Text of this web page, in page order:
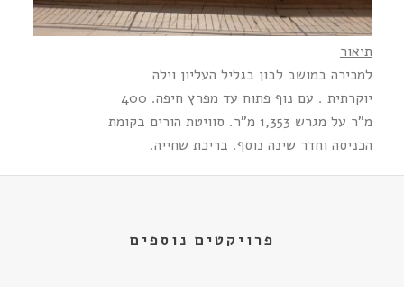
תיאור
למכירה במושב לבון בגליל העליון וילה
יוקרתית . עם נוף פתוח עד מפרץ חיפה. 400
מ"ר על מגרש 1,353 מ"ר. סוויטת הורים בקומת
הכניסה וחדר שינה נוסף. בריכת שחייה.
פרויקטים נוספים